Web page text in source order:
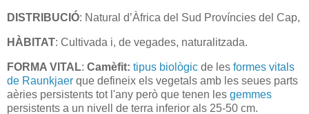
DISTRIBUCIÓ: Natural d’Àfrica del Sud Províncies del Cap,
HÀBITAT: Cultivada i, de vegades, naturalitzada.
FORMA VITAL: Camèfit: tipus biològic de les formes vitals
de Raunkjaer que defineix els vegetals amb les seues parts
aèries persistents tot l'any però que tenen les gemmes
persistents a un nivell de terra inferior als 25-50 cm.